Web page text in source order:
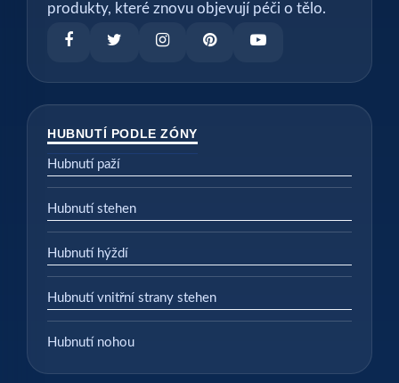
produkty, které znovu objevují péči o tělo.
HUBNUTÍ PODLE ZÓNY
Hubnutí paží
Hubnutí stehen
Hubnutí hýždí
Hubnutí vnitřní strany stehen
Hubnutí nohou